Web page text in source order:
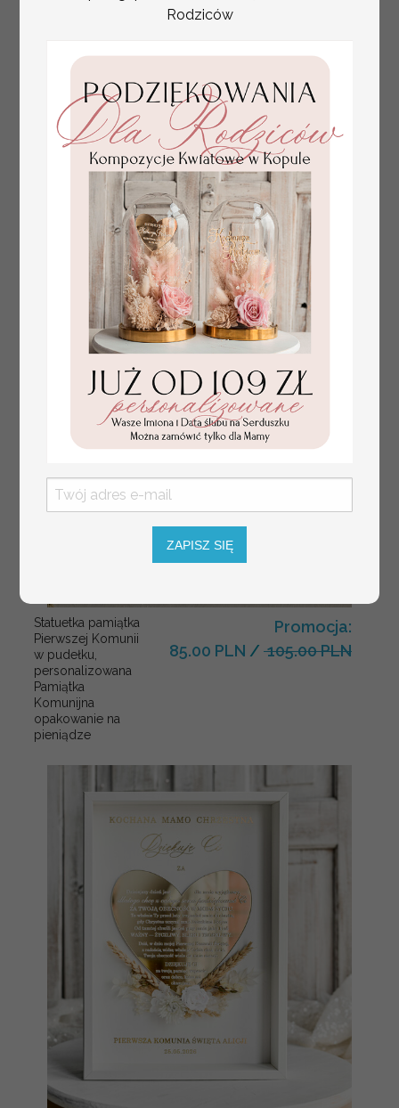
Prezent dla dziecka na narodziny
welurowy album na zdjęcia,
pamiątka z pierwszych lat życia
349.00 PLN
Statuetka pamiątka
Pierwszej Komunii
w pudełku,
personalizowana
Pamiątka
Komunijna
opakowanie na
pieniądze
Promocja:
85.00 PLN / 105.00 PLN
Rodziców
ZAPISZ SIĘ